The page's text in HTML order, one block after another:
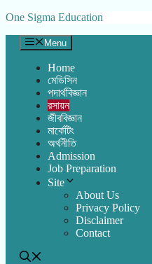
Skip
content
One Sigma Education
Menu
Home
মেডিসিন
পদার্থবিজ্ঞান
রসায়ন
জীববিজ্ঞান
মার্কেটিং
অর্থনীতি
Admission
Job Preparation
Site
About Us
Privacy Policy
Disclaimer
Contact